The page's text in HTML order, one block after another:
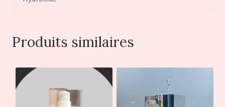
Produits similaires